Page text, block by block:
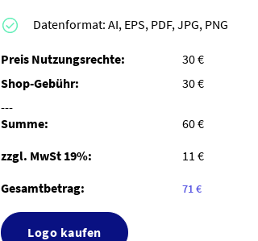
Datenformat: AI, EPS, PDF, JPG, PNG
Preis Nutzungsrechte:
30 €
Shop-Gebühr:
30 €
---
Summe:
60 €
zzgl. MwSt 19%:
11 €
Gesamtbetrag:
71 €
Logo kaufen